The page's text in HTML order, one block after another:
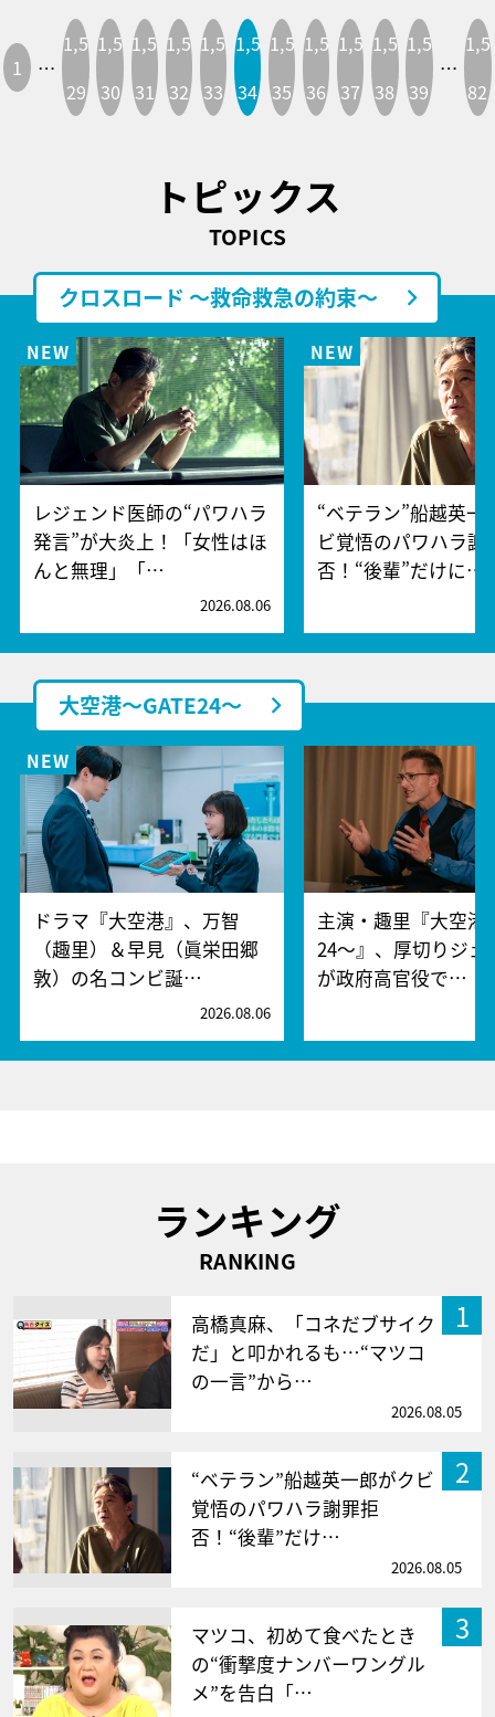
1 …
1,5
29
1,5
30
1,5
31
1,5
32
1,5
33
1,5
34
1,5
35
1,5
36
1,5
37
1,5
38
1,5
39
…
1,5
82
トピックス
TOPICS
クロスロード ～救命救急の約束～
レジェンド医師の“パワハラ
発言”が大炎上！「女性はほ
んと無理」「…
2026.08.06
“ベテラン”船越英一
ビ覚悟のパワハラ謝
否！“後輩”だけに…
大空港～GATE24～
ドラマ『大空港』、万智
（趣里）＆早見（眞栄田郷
敦）の名コンビ誕…
2026.08.06
主演・趣里『大空港
24～』、厚切りジェ
が政府高官役で…
ランキング
RANKING
1
高橋真麻、「コネだブサイク
だ」と叩かれるも…“マツコ
の一言”から…
2026.08.05
2
“ベテラン”船越英一郎がクビ
覚悟のパワハラ謝罪拒
否！“後輩”だけ…
2026.08.05
3
マツコ、初めて食べたとき
の“衝撃度ナンバーワングル
メ”を告白「…